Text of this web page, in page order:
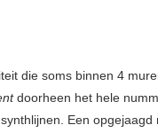
die soms binnen 4
doorheen het hele
Een